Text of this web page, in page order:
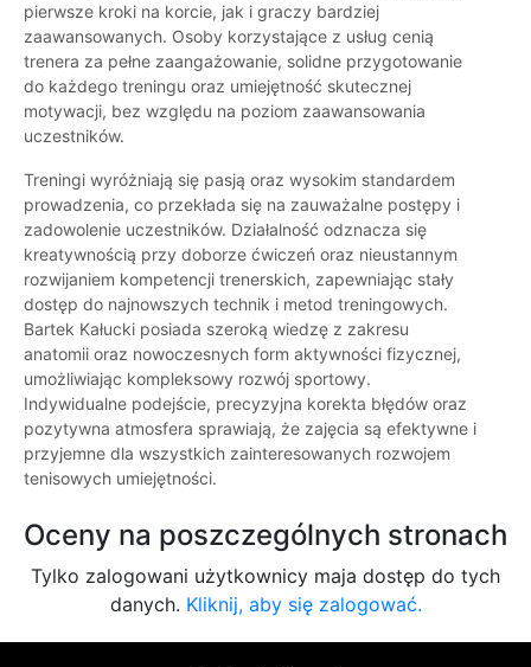
pierwsze kroki na korcie, jak i graczy bardziej
zaawansowanych. Osoby korzystające z usług cenią
trenera za pełne zaangażowanie, solidne przygotowanie
do każdego treningu oraz umiejętność skutecznej
motywacji, bez względu na poziom zaawansowania
uczestników.
Treningi wyróżniają się pasją oraz wysokim standardem
prowadzenia, co przekłada się na zauważalne postępy i
zadowolenie uczestników. Działalność odznacza się
kreatywnością przy doborze ćwiczeń oraz nieustannym
rozwijaniem kompetencji trenerskich, zapewniając stały
dostęp do najnowszych technik i metod treningowych.
Bartek Kałucki posiada szeroką wiedzę z zakresu
anatomii oraz nowoczesnych form aktywności fizycznej,
umożliwiając kompleksowy rozwój sportowy.
Indywidualne podejście, precyzyjna korekta błędów oraz
pozytywna atmosfera sprawiają, że zajęcia są efektywne i
przyjemne dla wszystkich zainteresowanych rozwojem
tenisowych umiejętności.
Oceny na poszczególnych stronach
Tylko zalogowani użytkownicy maja dostęp do tych
danych. Kliknij, aby się zalogować.